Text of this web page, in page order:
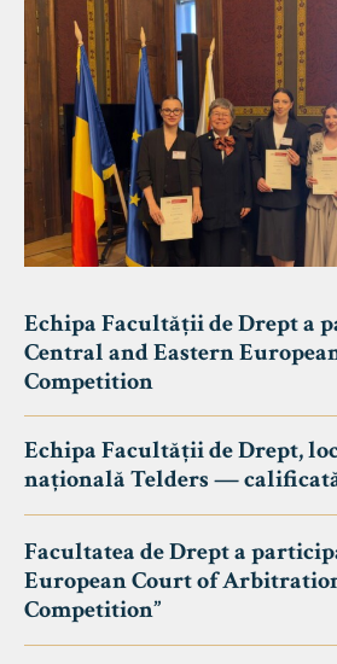
Echipa Facultății de Drept a
Central and Eastern
Competition
Echipa Facultății de Drept,
națională Telders —
Facultatea de Drept a
European Court of
Competition”